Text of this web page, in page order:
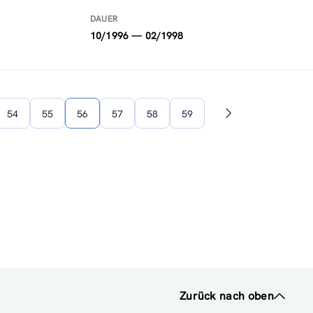
DAUER
10/1996 — 02/1998
54 55 56 57 58 59
Nächste
Zurück nach oben